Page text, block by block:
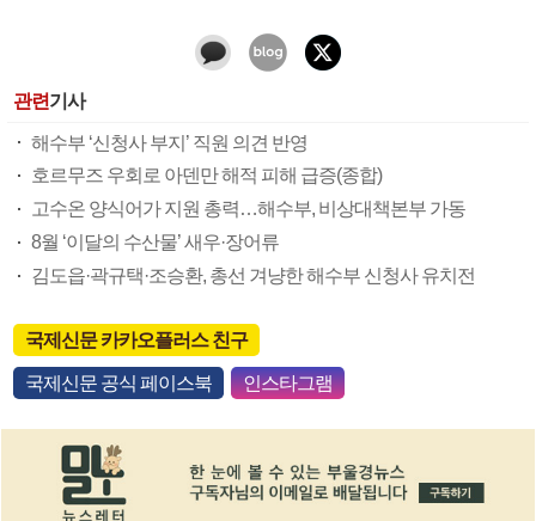
관련기사
해수부 ‘신청사 부지’ 직원 의견 반영
호르무즈 우회로 아덴만 해적 피해 급증(종합)
고수온 양식어가 지원 총력…해수부, 비상대책본부 가동
8월 ‘이달의 수산물’ 새우·장어류
김도읍·곽규택·조승환, 총선 겨냥한 해수부 신청사 유치전
국제신문 카카오플러스 친구
국제신문 공식 페이스북 인스타그램